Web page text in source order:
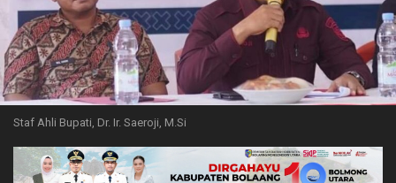
Staf Ahli Bupati, Dr. Ir. Saeroji, M.Si